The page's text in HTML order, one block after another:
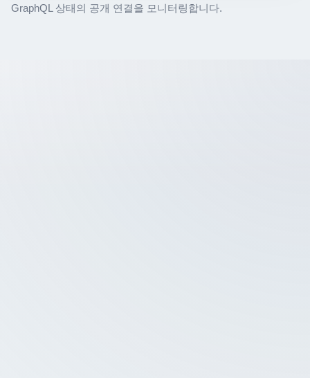
GraphQL 상태의 공개 연결을 모니터링합니다.